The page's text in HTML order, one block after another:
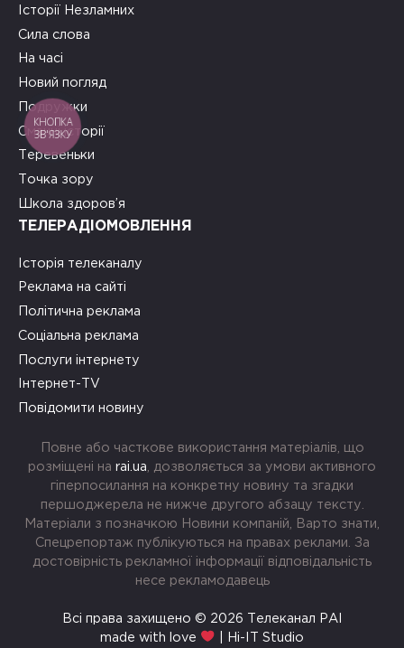
Історії Незламних
Сила слова
На часі
Новий погляд
Подружки
Смачні історії
Теревеньки
Точка зору
Школа здоров’я
ТЕЛЕРАДІОМОВЛЕННЯ
Історія телеканалу
Реклама на сайті
Політична реклама
Соціальна реклама
Послуги інтернету
Інтернет-TV
Повідомити новину
Повне або часткове використання матеріалів, що
розміщені на rai.ua , дозволяється за умови активного
гіперпосилання на конкретну новину та згадки
першоджерела не нижче другого абзацу тексту.
Матеріали з позначкою Новини компаній, Варто знати,
Спецрепортаж публікуються на правах реклами. За
достовірність рекламної інформації відповідальність
несе рекламодавець
Всі права захищено © 2026 Телеканал РАІ
made with love
| Hi-IT Studio
КНОПКА
ЗВ'ЯЗКУ